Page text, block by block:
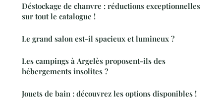
Déstockage de chanvre : réductions exceptionnelles
sur tout le catalogue !
Le grand salon est-il spacieux et lumineux ?
Les campings à Argelès proposent-ils des
hébergements insolites ?
Jouets de bain : découvrez les options disponibles !